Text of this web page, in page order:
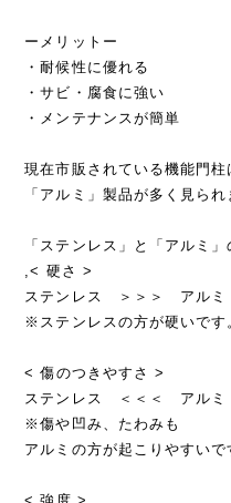
ーメリットー
・耐候性に優れる
・サビ・腐食に強い
・メンテナンスが簡単
現在市販されている機能門柱
「アルミ」製品が多く見られ
「ステンレス」と「アルミ
,< 硬さ >
ステンレス ＞＞＞ アルミ
※ステンレスの方が硬いです
< 傷のつきやすさ >
ステンレス ＜＜＜ アルミ
※傷や凹み、たわみも
アルミの方が起こりやすいで